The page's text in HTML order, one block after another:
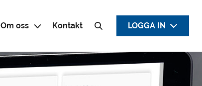
Om oss Kontakt
Sök efter:
LOGGA IN